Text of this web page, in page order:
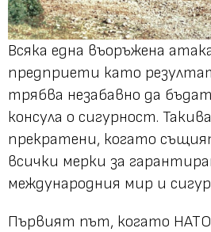
Всяка една въоръжена
предприети като
трябва незабавно да
консула о сигурност.
прекратени, когато
всички мерки за
международния мир и
Първият път, когато НАТО